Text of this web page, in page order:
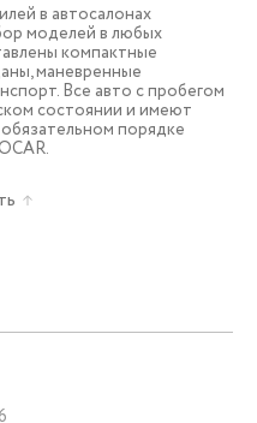
в автосалонах
моделей в любых
компактные
маневренные
Все авто с пробегом
состоянии и имеют
порядке